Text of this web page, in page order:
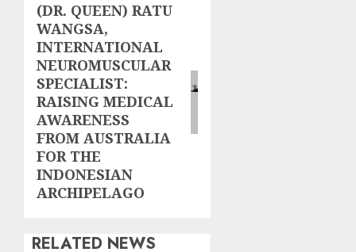
Next
post:
(DR. QUEEN) RATU
WANGSA,
INTERNATIONAL
NEUROMUSCULAR
SPECIALIST:
RAISING MEDICAL
AWARENESS
FROM AUSTRALIA
FOR THE
INDONESIAN
ARCHIPELAGO
RELATED NEWS